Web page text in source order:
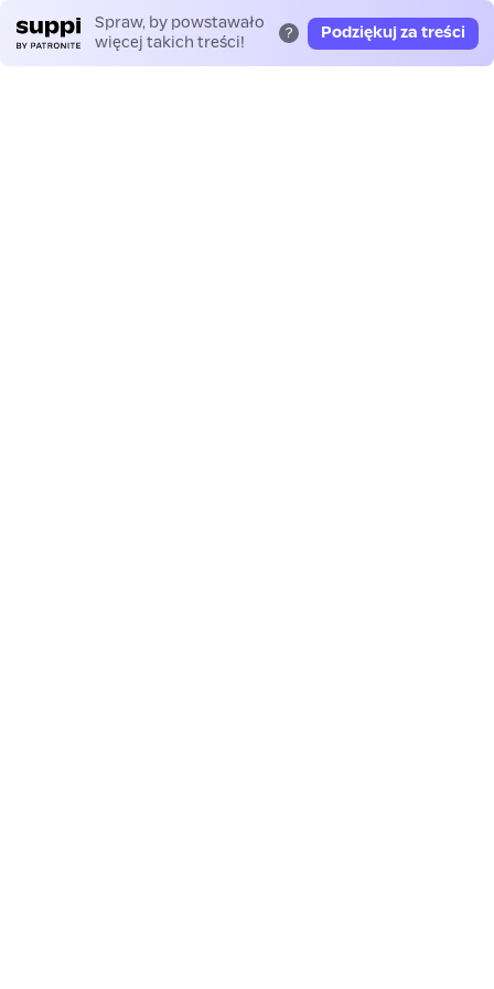
Spraw, by powstawało
więcej takich treści!
? Podziękuj za treści